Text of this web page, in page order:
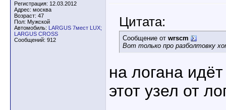
Регистрация: 12.03.2012
Адрес: москва
Возраст: 47
Пол: Мужской
Автомобиль: LARGUS 7мест LUX;
LARGUS CROSS
Сообщений: 912
Цитата:
Сообщение от wrscm
Вот только про разболтовку
на логана
этот узел от